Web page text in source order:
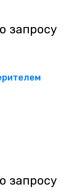
запросу
запросу